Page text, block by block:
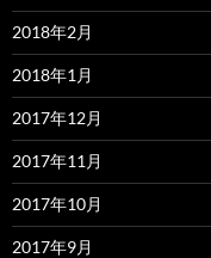
2018年2月
2018年1月
2017年12月
2017年11月
2017年10月
2017年9月